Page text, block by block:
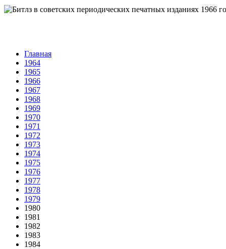
Главная
1964
1965
1966
1967
1968
1969
1970
1971
1972
1973
1974
1975
1976
1977
1978
1979
1980
1981
1982
1983
1984